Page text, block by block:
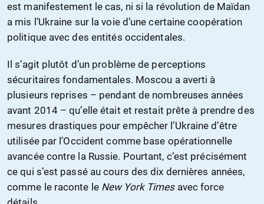
est manifestement le cas, ni si la révolution de Maïdan
a mis l’Ukraine sur la voie d’une certaine coopération
politique avec des entités occidentales.
Il s’agit plutôt d’un problème de perceptions
sécuritaires fondamentales. Moscou a averti à
plusieurs reprises – pendant de nombreuses années
avant 2014 – qu’elle était et restait prête à prendre des
mesures drastiques pour empêcher l’Ukraine d’être
utilisée par l’Occident comme base opérationnelle
avancée contre la Russie. Pourtant, c’est précisément
ce qui s’est passé au cours des dix dernières années,
comme le raconte le New York Timesavec force